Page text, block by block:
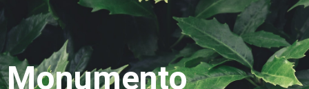
Monumento